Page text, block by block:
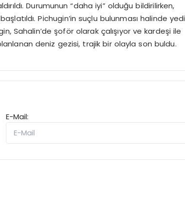
Durumunun “daha iyi” olduğu bildirilirken,
Pichugin’in suçlu bulunması halinde yedi
Sahalin’de şoför olarak çalışıyor ve kardeşi ile
deniz gezisi, trajik bir olayla son buldu.
E-Mail: